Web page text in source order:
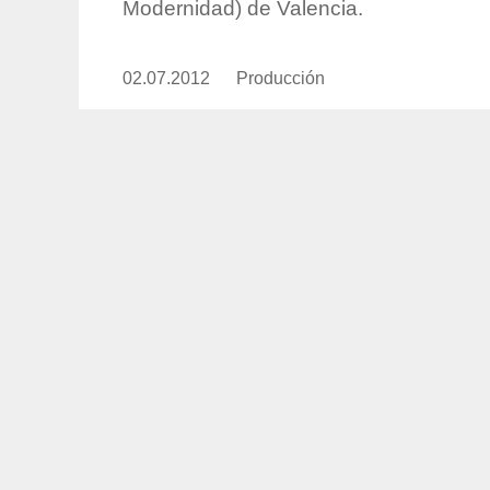
Modernidad) de Valencia.
Publicado
02.07.2012 https://www.experimenta.es/
Producción